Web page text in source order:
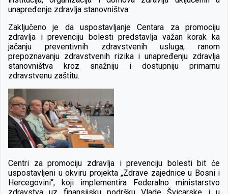
unapređenje zdravlja stanovništva.
Zaključeno je da uspostavljanje Centara za promociju
zdravlja i prevenciju bolesti predstavlja važan korak ka
jačanju preventivnih zdravstvenih usluga, ranom
prepoznavanju zdravstvenih rizika i unapređenju zdravlja
stanovništva kroz snažniju i dostupniju primarnu
zdravstvenu zaštitu.
Centri za promociju zdravlja i prevenciju bolesti bit će
uspostavljeni u okviru projekta „Zdrave zajednice u Bosni i
Hercegovini“, koji implementira Federalno ministarstvo